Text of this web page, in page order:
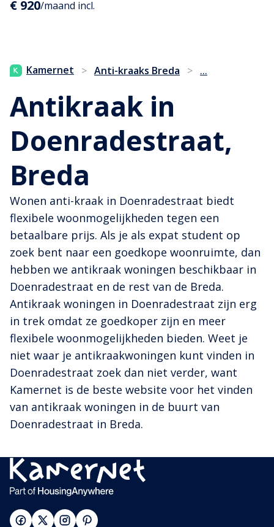
€ 920/maand incl.
Kamernet > Anti-kraaks Breda > ...
Antikraak in
Doenradestraat,
Breda
Wonen anti-kraak in Doenradestraat biedt
flexibele woonmogelijkheden tegen een
betaalbare prijs. Als je als expat student op
zoek bent naar een goedkope woonruimte, dan
hebben we antikraak woningen beschikbaar in
Doenradestraat en de rest van de Breda.
Antikraak woningen in Doenradestraat zijn erg
in trek omdat ze goedkoper zijn en meer
flexibele woonmogelijkheden bieden. Weet je
niet waar je antikraakwoningen kunt vinden in
Doenradestraat zoek dan niet verder, want
Kamernet is de beste website voor het vinden
van antikraak woningen in de buurt van
Doenradestraat in Breda.